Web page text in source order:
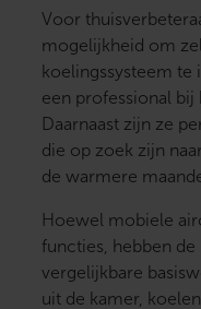
Voor
mogelijkheid om
koelingssysteem te
een professional bij
Daarnaast zijn ze
die op zoek zijn
de warmere
Hoewel mobiele
functies, hebben
vergelijkbare
uit de kamer,